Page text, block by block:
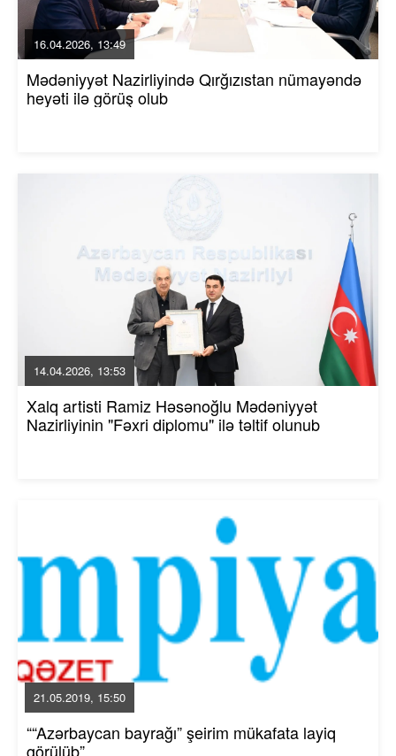
16.04.2026, 13:49
Mədəniyyət Nazirliyində Qırğızıstan nümayəndə
heyəti ilə görüş olub
14.04.2026, 13:53
Xalq artisti Ramiz Həsənoğlu Mədəniyyət
Nazirliyinin "Fəxri diplomu" ilə təltif olunub
21.05.2019, 15:50
““Azərbaycan bayrağı” şeirim mükafata layiq
görülüb”